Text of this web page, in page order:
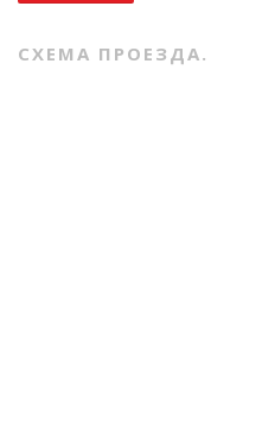
СХЕМА ПРОЕЗДА.